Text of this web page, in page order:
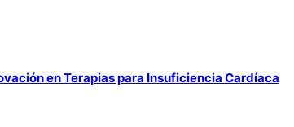
en Terapias para Insuficiencia Cardíaca